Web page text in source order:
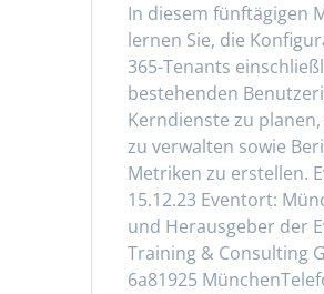
In diesem fünftägigen
lernen Sie, die
365-Tenants
bestehenden
Kerndienste zu
zu verwalten sowie
Metriken zu erstellen.
15.12.23 Eventort:
und Herausgeber der
Training & Consulting
6a81925